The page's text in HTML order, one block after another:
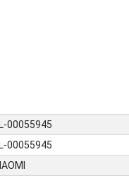
00055945
00055945